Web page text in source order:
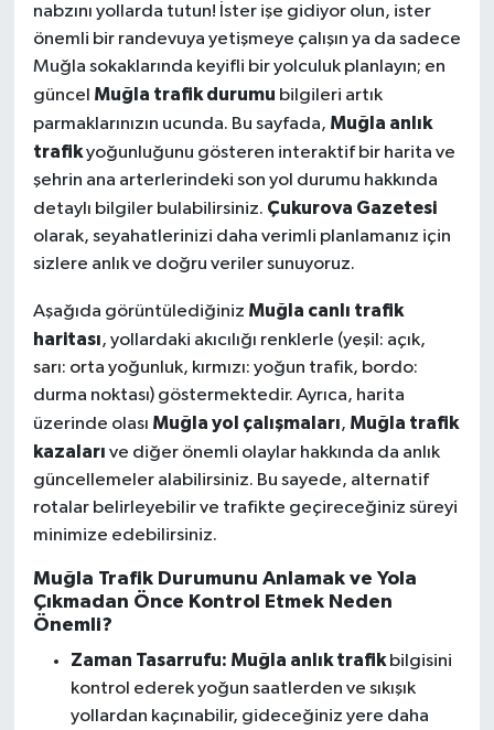
nabzını yollarda tutun! İster işe gidiyor olun, ister
önemli bir randevuya yetişmeye çalışın ya da sadece
Muğla sokaklarında keyifli bir yolculuk planlayın; en
güncel Muğla trafik durumu bilgileri artık
parmaklarınızın ucunda. Bu sayfada, Muğla anlık
trafikyoğunluğunu gösteren interaktif bir harita ve
şehrin ana arterlerindeki son yol durumu hakkında
detaylı bilgiler bulabilirsiniz. Çukurova Gazetesi
olarak, seyahatlerinizi daha verimli planlamanız için
sizlere anlık ve doğru veriler sunuyoruz.
Aşağıda görüntülediğiniz Muğla canlı trafik
haritası, yollardaki akıcılığı renklerle (yeşil: açık,
sarı: orta yoğunluk, kırmızı: yoğun trafik, bordo:
durma noktası) göstermektedir. Ayrıca, harita
üzerinde olası Muğla yol çalışmaları, Muğla trafik
kazaları ve diğer önemli olaylar hakkında da anlık
güncellemeler alabilirsiniz. Bu sayede, alternatif
rotalar belirleyebilir ve trafikte geçireceğiniz süreyi
minimize edebilirsiniz.
Muğla Trafik Durumunu Anlamak ve Yola
Çıkmadan Önce Kontrol Etmek Neden
Önemli?
Zaman Tasarrufu: Muğla anlık trafikbilgisini
kontrol ederek yoğun saatlerden ve sıkışık
yollardan kaçınabilir, gideceğiniz yere daha